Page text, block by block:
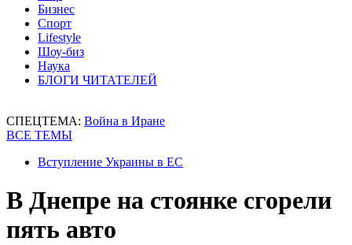
Бизнес
Спорт
Lifestyle
Шоу-биз
Наука
БЛОГИ ЧИТАТЕЛЕЙ
СПЕЦТЕМА: Война в Иране
ВСЕ ТЕМЫ
Вступление Украины в ЕС
В Днепре на стоянке сгорели
пять авто